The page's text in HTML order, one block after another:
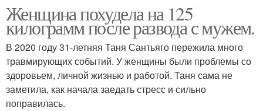
Женщина похудела на 125
килограмм после развода с мужем.
В 2020 году 31-летняя Таня Сантьяго пережила много
травмирующих событий. У женщины были проблемы со
здоровьем, личной жизнью и работой. Таня сама не
заметила, как начала заедать стресс и сильно
поправилась.